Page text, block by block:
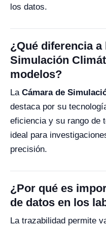
los datos.
¿Qué diferencia a
Simulación
modelos?
La Cámara de
destaca por su
eficiencia y su rango de
ideal para
precisión.
¿Por qué es
de datos en los
La trazabilidad permite